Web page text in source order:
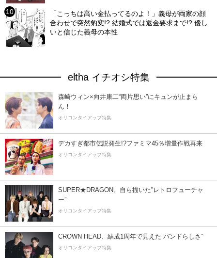
「こっちは高い金払ってるのよ！」義母が両家の顔
合わせで突然豹変!? 結婚式では返金要求まで!? 優し
いと信じた義母の本性
eltha イチオシ特集
森崎ウィン×向井康二“両片思い”にキュンが止まら
ん！
オリコンタイアップ特集
デカすぎ都市伝説発生!?ファミマ45％増量作戦再来
オリコンタイアップ特集
SUPER★DRAGON、自ら描いた”レトロフューチャ
ー”
オリコンタイアップ特集
CROWN HEAD、結成1周年で見えた”バンドらしさ”
オリコンタイアップ特集